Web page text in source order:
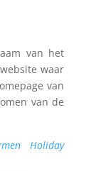
van het
waar
van
van de
Holiday